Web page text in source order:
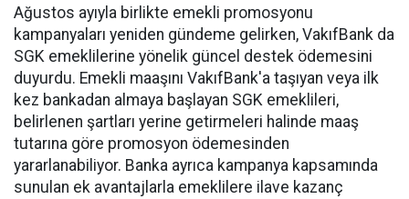
Ağustos ayıyla birlikte emekli promosyonu
kampanyaları yeniden gündeme gelirken, VakıfBank da
SGK emeklilerine yönelik güncel destek ödemesini
duyurdu. Emekli maaşını VakıfBank'a taşıyan veya ilk
kez bankadan almaya başlayan SGK emeklileri,
belirlenen şartları yerine getirmeleri halinde maaş
tutarına göre promosyon ödemesinden
yararlanabiliyor. Banka ayrıca kampanya kapsamında
sunulan ek avantajlarla emeklilere ilave kazanç